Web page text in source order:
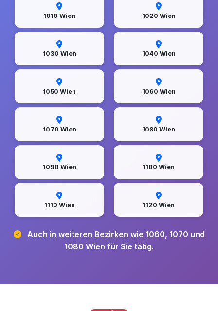
1010 Wien 1020 Wien
1030 Wien 1040 Wien
1050 Wien 1060 Wien
1070 Wien 1080 Wien
1090 Wien 1100 Wien
1110 Wien 1120 Wien
Auch in weiteren Bezirken wie 1060, 1070 und
1080 Wien für Sie tätig.